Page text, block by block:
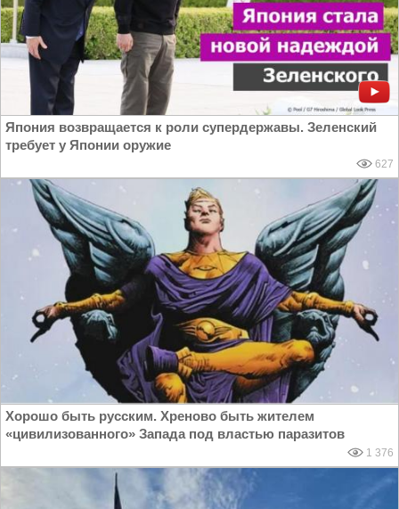
Япония возвращается к роли супердержавы. Зеленский
требует у Японии оружие
627
Хорошо быть русским. Хреново быть жителем
«цивилизованного» Запада под властью паразитов
1 376